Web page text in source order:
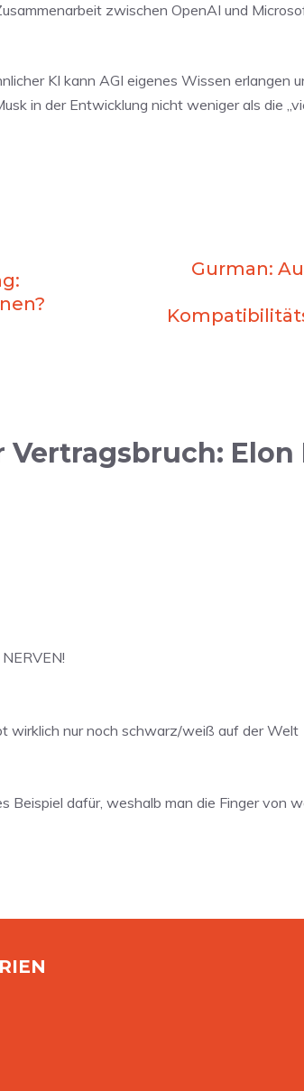
zwischen OpenAI und
KI kann AGI eigenes Wissen erlangen
in der Entwicklung nicht weniger als die
Gurman:
wirklich nur noch schwarz/weiß auf der Welt
dafür, weshalb man die Finger von